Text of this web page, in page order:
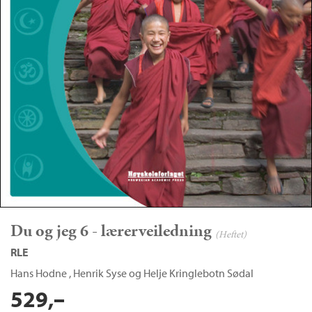
Du og jeg 6 - lærerveiledning (Heftet)
RLE
Hans Hodne , Henrik Syseog Helje Kringlebotn Sødal
529,–